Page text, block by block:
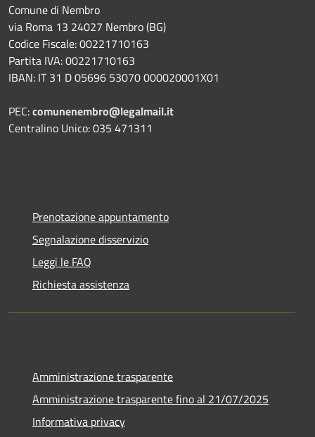
Comune di Nembro
via Roma 13 24027 Nembro (BG)
Codice Fiscale: 00221710163
Partita IVA: 00221710163
IBAN: IT 31 D 05696 53070 000020001X01
PEC:comunenembro@legalmail.it
Centralino Unico: 035 471311
Prenotazione appuntamento
Segnalazione disservizio
Leggi le FAQ
Richiesta assistenza
Amministrazione trasparente
Amministrazione trasparente fino al 21/07/2025
Informativa privacy